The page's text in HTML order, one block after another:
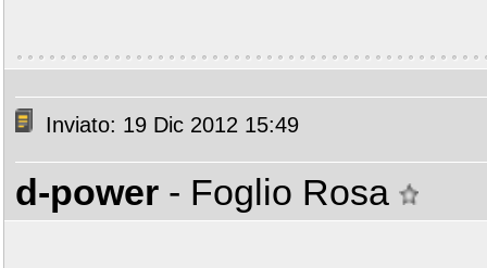
Inviato: 19 Dic 2012 15:49
d-power - Foglio Rosa